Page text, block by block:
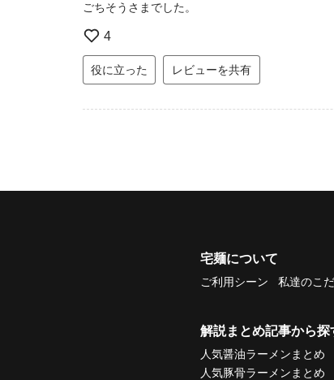
ごちそうさまでした。
4
役に立った レビューを共有
宅麺について
ご利用シーン 私達のこ
解説まとめ記事から探
人気醤油ラーメンまとめ
人気豚骨ラーメンまとめ